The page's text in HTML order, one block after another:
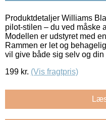
Produktdetaljer Williams
pilot-stilen – du ved måske
Modellen er udstyret med
Rammen er let og
vil give både sig selv og din
199 kr. (Vis fragtpris)